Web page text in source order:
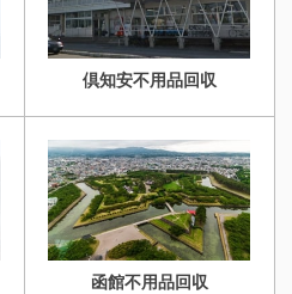
倶知安不用品回収
函館不用品回収